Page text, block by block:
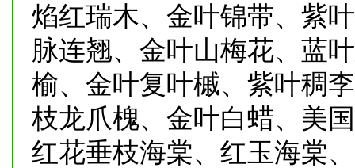
焰红瑞木、金叶锦带、紫
脉连翘、金叶山梅花、蓝
榆、金叶复叶槭、紫叶稠
枝龙爪槐、金叶白蜡、美
红花垂枝海棠、红玉海棠